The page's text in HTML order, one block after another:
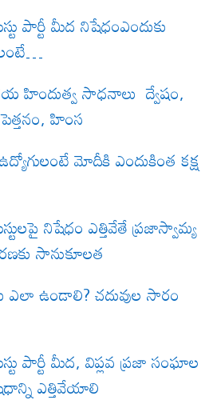
పార్టీ మీద నిషేధంఎందుకు
హిందుత్వ సాధనాలు ద్వేషం,
హింస
మోదీకి ఎందుకింత కక్ష
నిషేధం ఎత్తివేతే ప్రజాస్వామ్య
సానుకూలత
ఎలా ఉండాలి? చదువుల సారం
పార్టీ మీద, విప్లవ ప్రజా సంఘాల
ఎత్తివేయాలి